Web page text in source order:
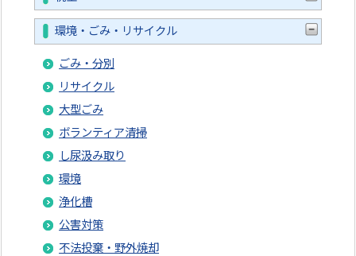
環境・ごみ・リサイクル
ごみ・分別
リサイクル
大型ごみ
ボランティア清掃
し尿汲み取り
環境
浄化槽
公害対策
不法投棄・野外焼却